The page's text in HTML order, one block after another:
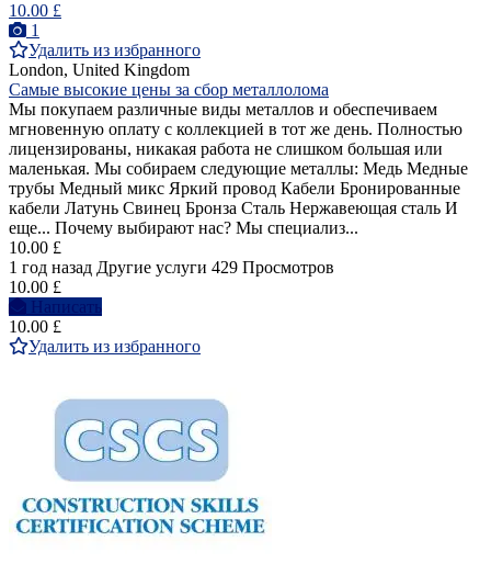
10.00 £
1
Удалить из избранного
London, United Kingdom
Самые высокие цены за сбор металлолома
Мы покупаем различные виды металлов и обеспечиваем
мгновенную оплату с коллекцией в тот же день. Полностью
лицензированы, никакая работа не слишком большая или
маленькая. Мы собираем следующие металлы: Медь Медные
трубы Медный микс Яркий провод Кабели Бронированные
кабели Латунь Свинец Бронза Сталь Нержавеющая сталь И
еще... Почему выбирают нас? Мы специализ...
10.00 £
1 год назад Другие услуги 429 Просмотров
10.00 £
Написать
10.00 £
Удалить из избранного